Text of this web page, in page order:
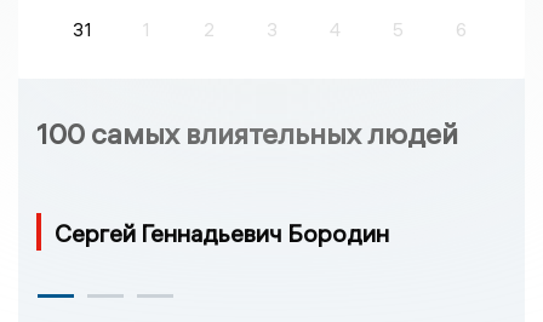
31
1 2 3 4 5 6
100 самых влиятельных людей
Сергей Геннадьевич Бородин